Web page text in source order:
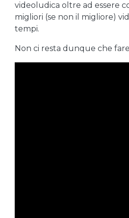
videoludica oltre ad essere
migliori (se non il migliore)
tempi.
Non ci resta dunque che